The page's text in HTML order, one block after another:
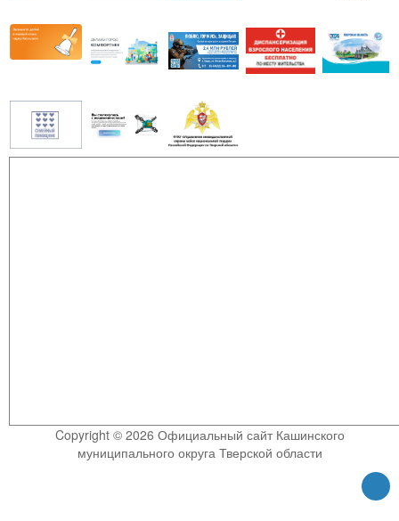
Copyright © 2026 Официальный сайт Кашинского
муниципального округа Тверской области